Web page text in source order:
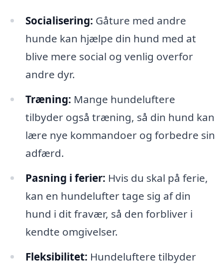
Socialisering: Gåture med andre
hunde kan hjælpe din hund med at
blive mere social og venlig overfor
andre dyr.
Træning: Mange hundeluftere
tilbyder også træning, så din hund kan
lære nye kommandoer og forbedre sin
adfærd.
Pasning i ferier: Hvis du skal på ferie,
kan en hundelufter tage sig af din
hund i dit fravær, så den forbliver i
kendte omgivelser.
Fleksibilitet: Hundeluftere tilbyder